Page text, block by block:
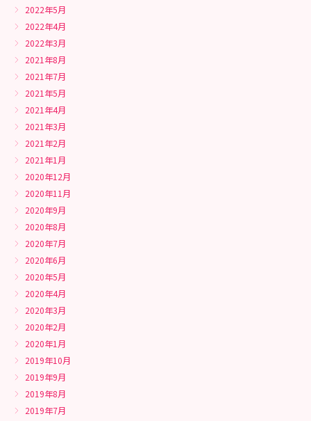
2022年5月
2022年4月
2022年3月
2021年8月
2021年7月
2021年5月
2021年4月
2021年3月
2021年2月
2021年1月
2020年12月
2020年11月
2020年9月
2020年8月
2020年7月
2020年6月
2020年5月
2020年4月
2020年3月
2020年2月
2020年1月
2019年10月
2019年9月
2019年8月
2019年7月